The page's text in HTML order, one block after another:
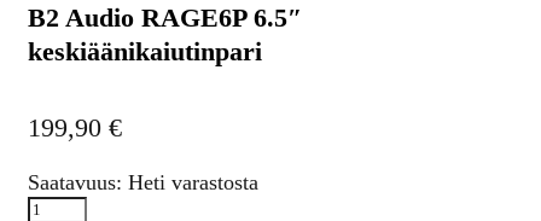
B2 Audio RAGE6P 6.5″
keskiäänikaiutinpari
199,90 €
Saatavuus: Heti varastosta